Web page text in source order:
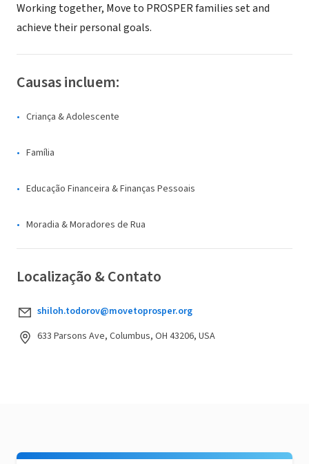
Working together, Move to PROSPER families set and
achieve their personal goals.
Causas incluem:
Criança & Adolescente
Família
Educação Financeira & Finanças Pessoais
Moradia & Moradores de Rua
Localização & Contato
shiloh.todorov@movetoprosper.org
633 Parsons Ave, Columbus, OH 43206, USA